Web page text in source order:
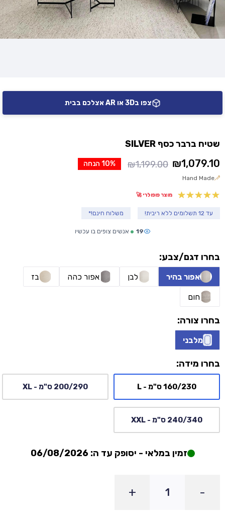
בחרו דגם/צבע:
אפור בהיר לבן אפור כהה בז
חום
בחרו צורה:
מלבני
בחרו מידה:
160/230 ס"מ - L 200/290 ס"מ - XL
240/340 ס"מ - XXL
זמין במלאי - יסופק עד ה: 06/08/2026
-
+
צפו ב3D או AR אצלכם בבית
שטיח ברבר כסף SILVER
10% הנחה ₪1,199.00
המחיר
המקורי
היה:
₪1,199.00.
₪1,079.10
המחיר
הנוכחי
הוא:
₪1,079.10.
Hand Made
מוצר פופולרי 🚀
עד 12 תשלומים ללא ריבית! משלוח חינם!*
19 אנשים צופים בו עכשיו